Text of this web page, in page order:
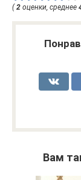
( 2 оценки, среднее
Вам